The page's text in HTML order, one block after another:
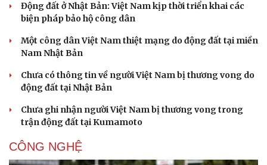
Động đất ở Nhật Bản: Việt Nam kịp thời triển khai các
biện pháp bảo hộ công dân
Một công dân Việt Nam thiệt mạng do động đất tại miền
Nam Nhật Bản
Chưa có thông tin về người Việt Nam bị thương vong do
động đất tại Nhật Bản
Chưa ghi nhận người Việt Nam bị thương vong trong
trận động đất tại Kumamoto
CÔNG NGHỆ